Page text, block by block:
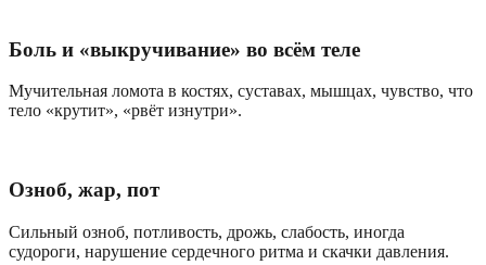
Боль и «выкручивание» во всём теле
Мучительная ломота в костях, суставах, мышцах, чувство, что
тело «крутит», «рвёт изнутри».
Озноб, жар, пот
Сильный озноб, потливость, дрожь, слабость, иногда
судороги, нарушение сердечного ритма и скачки давления.